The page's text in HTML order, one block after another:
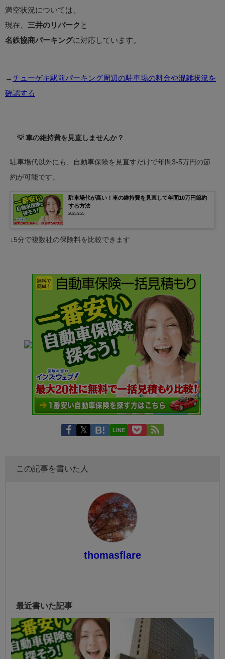
満空状況については、
現在、 三井のリパーク と
名鉄協商パーキングに対応しています。
→ チューゲキ駅前パーキング周辺の駐車場の料金や混雑状況を
確認する
💡 車の維持費を見直しませんか？
駐車場代以外にも、自動車保険を見直すだけで年間3-5万円の節
約が可能です。
駐車場代が高い！車の維持費を見直して年間10万円節約
する方法
2025.8.25
↓5分で複数社の保険料を比較できます
LINE
この記事を書いた人
thomasflare
最近書いた記事